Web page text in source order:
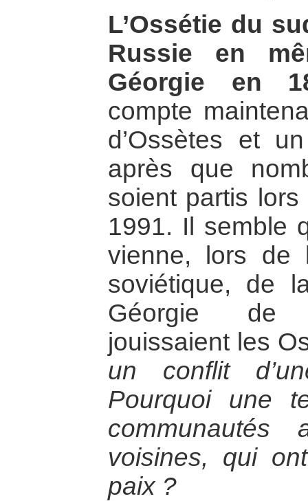
L’Ossétie du
Russie en
Géorgie en
compte
d’Ossètes et
après que
soient partis
1991. Il semble
vienne, lors de
soviétique, de
Géorgie de
jouissaient les
un conflit
Pourquoi une
communautés
voisines, qui
paix ?